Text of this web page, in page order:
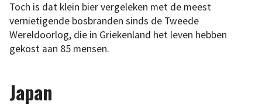
Toch is dat klein bier vergeleken met de meest
vernietigende bosbranden sinds de Tweede
Wereldoorlog, die in Griekenland het leven hebben
gekost aan 85 mensen.
Japan